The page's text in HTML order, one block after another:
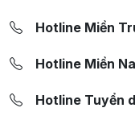
Hotline Miền
Hotline Miền
Hotline Tuyển